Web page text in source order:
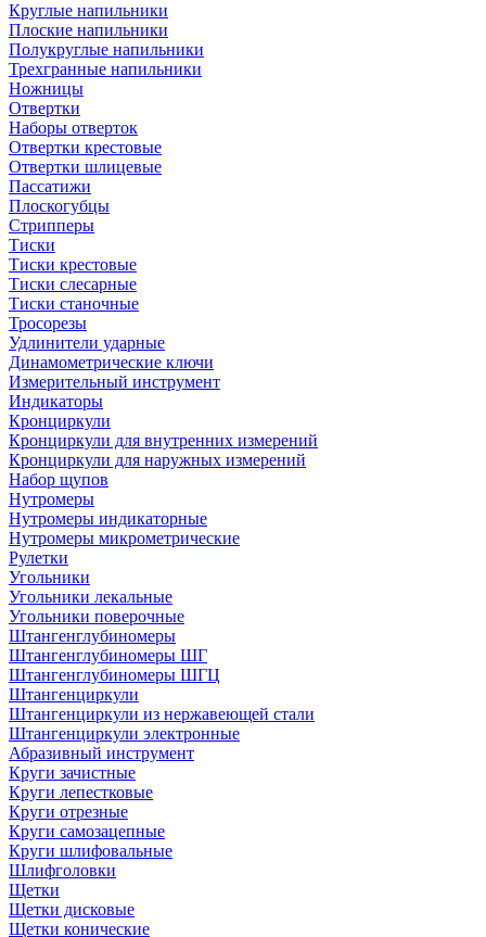
Круглые напильники
Плоские напильники
Полукруглые напильники
Трехгранные напильники
Ножницы
Отвертки
Наборы отверток
Отвертки крестовые
Отвертки шлицевые
Пассатижи
Плоскогубцы
Стрипперы
Тиски
Тиски крестовые
Тиски слесарные
Тиски станочные
Тросорезы
Удлинители ударные
Динамометрические ключи
Измерительный инструмент
Индикаторы
Кронциркули
Кронциркули для внутренних измерений
Кронциркули для наружных измерений
Набор щупов
Нутромеры
Нутромеры индикаторные
Нутромеры микрометрические
Рулетки
Угольники
Угольники лекальные
Угольники поверочные
Штангенглубиномеры
Штангенглубиномеры ШГ
Штангенглубиномеры ШГЦ
Штангенциркули
Штангенциркули из нержавеющей стали
Штангенциркули электронные
Абразивный инструмент
Круги зачистные
Круги лепестковые
Круги отрезные
Круги самозацепные
Круги шлифовальные
Шлифголовки
Щетки
Щетки дисковые
Щетки конические